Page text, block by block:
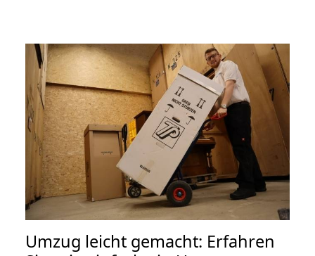
Umzug leicht gemacht: Erfahren